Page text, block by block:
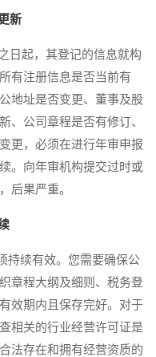
新
起，其登记的信息就构
有注册信息是否当前有
地址是否变更、董事及股
、公司章程是否有修订、
更，必须在进行年审申报
。向年审机构提交过时或
后果严重。
续有效。您需要确保公
章程大纲及细则、税务登
效期内且保存完好。对于
相关的行业经营许可证是
法存在和拥有经营资质的